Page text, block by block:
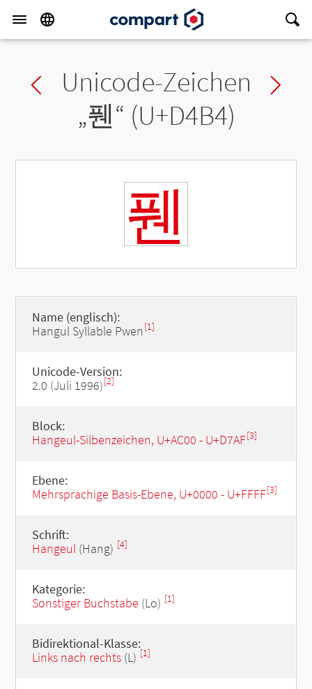
Previous char
Unicode-Zeichen
„풴“ (U+D4B4)
풴
Name (englisch):
Hangul Syllable Pwen [1]
Unicode-Version:
2.0 (Juli 1996)[2]
Block:
Hangeul-Silbenzeichen, U+AC00 - U+D7AF[3]
Ebene:
Mehrsprachige Basis-Ebene, U+0000 - U+FFFF[3]
Schrift:
Hangeul(Hang) [4]
Kategorie:
Sonstiger Buchstabe (Lo) [1]
Bidirektional-Klasse:
Links nach rechts(L) [1]